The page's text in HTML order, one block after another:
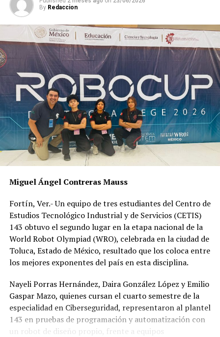
ANTES
Secuestro desata operativo en Fortín
By Redaccion
Miguel Ángel Contreras Mauss
Fortín, Ver.- Un equipo de tres estudiantes del Centro de
Estudios Tecnológico Industrial y de Servicios (CETIS)
143 obtuvo el segundo lugar en la etapa nacional de la
World Robot Olympiad (WRO), celebrada en la ciudad de
Toluca, Estado de México, resultado que los coloca entre
los mejores exponentes del país en esta disciplina.
Nayeli Porras Hernández, Daira González López y Emilio
Gaspar Mazo, quienes cursan el cuarto semestre de la
especialidad en Ciberseguridad, representaron al plantel
143 en pruebas de programación y automatización con
un robot de diseño propio, frente a equipos